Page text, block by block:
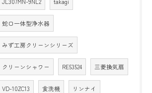
蛇口一体型浄水器
みず工房クリーンシリーズ
クリーンシャワー RE53524 三菱換気扇
VD-10ZC13 食洗機 リンナイ